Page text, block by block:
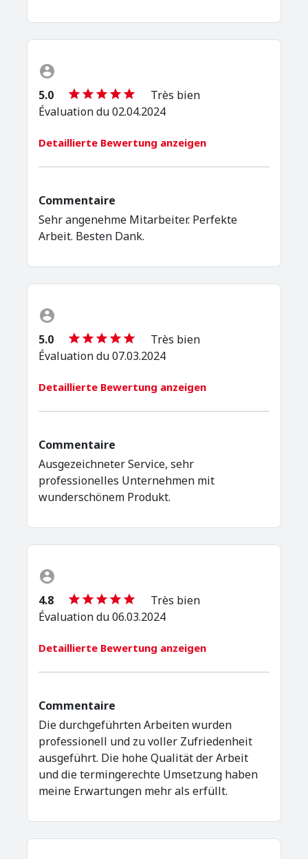
5.0
Très bien
Évaluation du 02.04.2024
Detaillierte Bewertung anzeigen
Commentaire
Sehr angenehme Mitarbeiter. Perfekte
Arbeit. Besten Dank.
5.0
Très bien
Évaluation du 07.03.2024
Detaillierte Bewertung anzeigen
Commentaire
Ausgezeichneter Service, sehr
professionelles Unternehmen mit
wunderschönem Produkt.
4.8
Très bien
Évaluation du 06.03.2024
Detaillierte Bewertung anzeigen
Commentaire
Die durchgeführten Arbeiten wurden
professionell und zu voller Zufriedenheit
ausgeführt. Die hohe Qualität der Arbeit
und die termingerechte Umsetzung haben
meine Erwartungen mehr als erfüllt.